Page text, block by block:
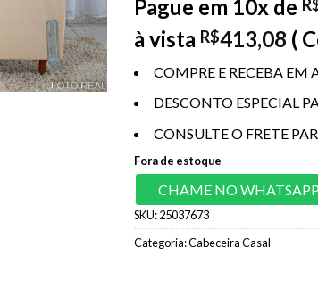
Pague em 10x de
à vista R$413,08 (
COMPRE E RECEBA EM
DESCONTO ESPECIAL
CONSULTE O FRETE
Fora de estoque
CHAME NO WHATSAPP
SKU:25037673
Categoria:Cabeceira Casal